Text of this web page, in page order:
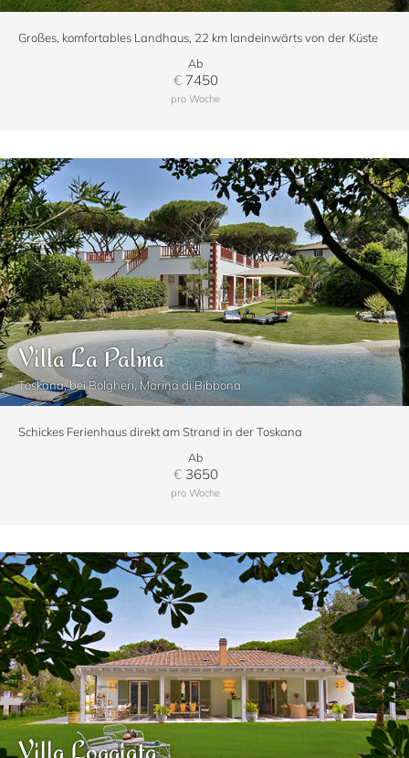
Großes, komfortables Landhaus, 22 km landeinwärts von der Küste
Ab
€7450
pro Woche
Villa La Palma
Toskana, bei Bolgheri, Marina di Bibbona
Schickes Ferienhaus direkt am Strand in der Toskana
Ab
€3650
pro Woche
Villa Loggiata